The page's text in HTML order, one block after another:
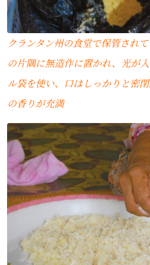
クランタン州の食堂で保管され
の片隅に無造作に置かれ、光が
ル袋を使い、口はしっかりと密
の香りが充満